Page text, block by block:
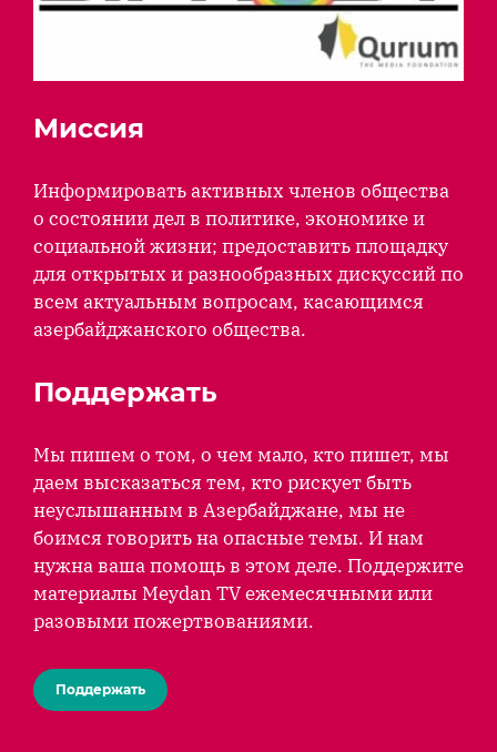
Миссия
Информировать активных членов общества
о состоянии дел в политике, экономике и
социальной жизни; предоставить площадку
для открытых и разнообразных дискуссий по
всем актуальным вопросам, касающимся
азербайджанского общества.
Поддержать
Мы пишем о том, о чем мало, кто пишет, мы
даем высказаться тем, кто рискует быть
неуслышанным в Азербайджане, мы не
боимся говорить на опасные темы. И нам
нужна ваша помощь в этом деле. Поддержите
материалы Meydan TV ежемесячными или
разовыми пожертвованиями.
Поддержать